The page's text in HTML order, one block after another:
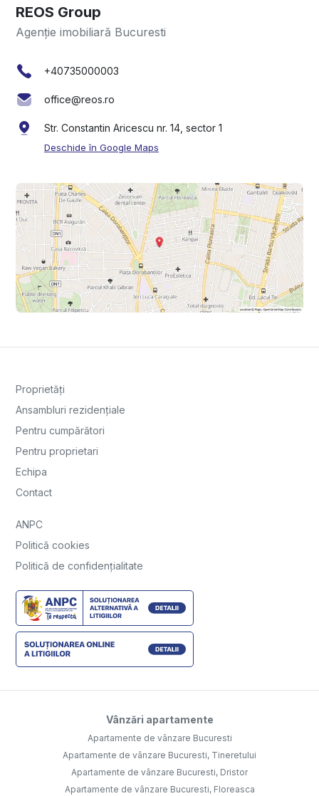
REOS Group
Agenție imobiliară Bucuresti
+40735000003
office@reos.ro
Str. Constantin Aricescu nr. 14, sector 1
Deschide în Google Maps
Proprietăți
Ansambluri rezidențiale
Pentru cumpărători
Pentru proprietari
Echipa
Contact
ANPC
Politică cookies
Politică de confidențialitate
Vânzări apartamente
Apartamente de vânzare Bucuresti
Apartamente de vânzare Bucuresti, Tineretului
Apartamente de vânzare Bucuresti, Dristor
Apartamente de vânzare Bucuresti, Floreasca